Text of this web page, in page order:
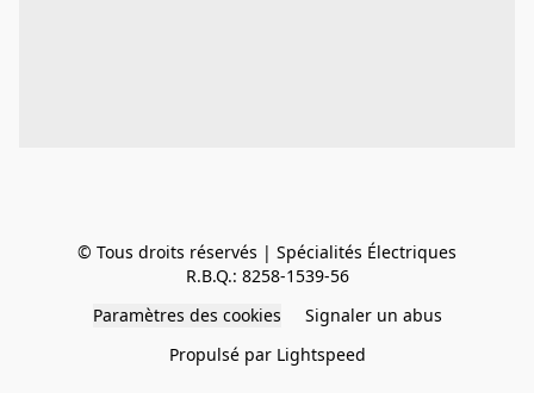
© Tous droits réservés | Spécialités Électriques
R.B.Q.: 8258-1539-56
Paramètres des cookies
Signaler un abus
Propulsé par Lightspeed